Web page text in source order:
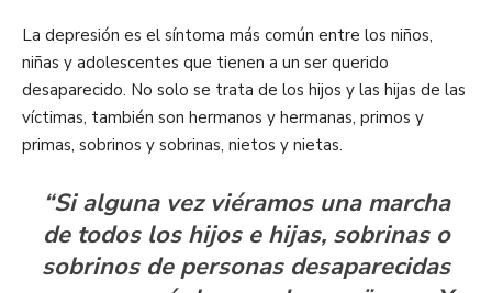
La depresión es el síntoma más común entre los niños,
niñas y adolescentes que tienen a un ser querido
desaparecido. No solo se trata de los hijos y las hijas de las
víctimas, también son hermanos y hermanas, primos y
primas, sobrinos y sobrinas, nietos y nietas.
“Si alguna vez viéramos una marcha
de todos los hijos e hijas, sobrinas o
sobrinos de personas desaparecidas